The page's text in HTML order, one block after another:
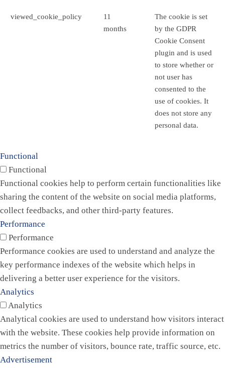
viewed_cookie_policy
11
months
The cookie is set
by the GDPR
Cookie Consent
plugin and is used
to store whether or
not user has
consented to the
use of cookies. It
does not store any
personal data.
Functional
Functional
Functional cookies help to perform certain functionalities like
sharing the content of the website on social media platforms,
collect feedbacks, and other third-party features.
Performance
Performance
Performance cookies are used to understand and analyze the
key performance indexes of the website which helps in
delivering a better user experience for the visitors.
Analytics
Analytics
Analytical cookies are used to understand how visitors interact
with the website. These cookies help provide information on
metrics the number of visitors, bounce rate, traffic source, etc.
Advertisement